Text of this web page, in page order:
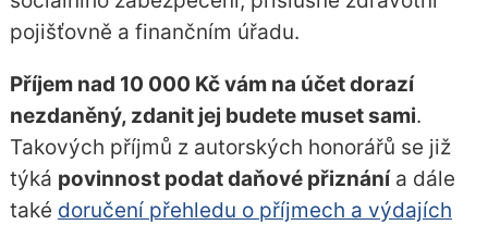
pojišťovně a finančním úřadu.
Příjem nad 10 000 Kč vám na účet dorazí
nezdaněný, zdanit jej budete muset sami.
Takových příjmů z autorských honorářů se již
týká povinnost podat daňové přiznánía dále
také doručení přehledu o příjmech a výdajích